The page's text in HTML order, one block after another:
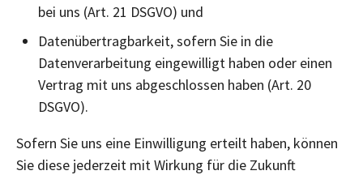
bei uns (Art. 21 DSGVO) und
Datenübertragbarkeit, sofern Sie in die
Datenverarbeitung eingewilligt haben oder einen
Vertrag mit uns abgeschlossen haben (Art. 20
DSGVO).
Sofern Sie uns eine Einwilligung erteilt haben, können
Sie diese jederzeit mit Wirkung für die Zukunft